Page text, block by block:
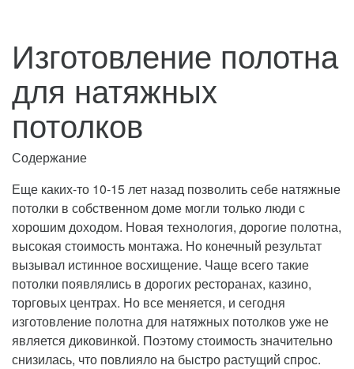
Изготовление полотна
для натяжных
потолков
Содержание
Еще каких-то 10-15 лет назад позволить себе натяжные
потолки в собственном доме могли только люди с
хорошим доходом. Новая технология, дорогие полотна,
высокая стоимость монтажа. Но конечный результат
вызывал истинное восхищение. Чаще всего такие
потолки появлялись в дорогих ресторанах, казино,
торговых центрах. Но все меняется, и сегодня
изготовление полотна для натяжных потолков уже не
является диковинкой. Поэтому стоимость значительно
снизилась, что повлияло на быстро растущий спрос.